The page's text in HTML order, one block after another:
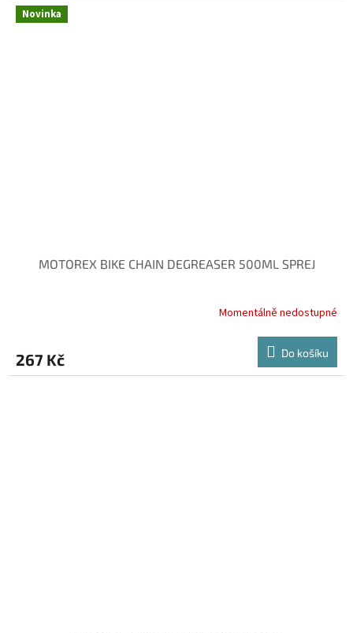
Novinka
MOTOREX BIKE CHAIN DEGREASER 500ML SPREJ
Momentálně nedostupné
267 Kč Do košíku